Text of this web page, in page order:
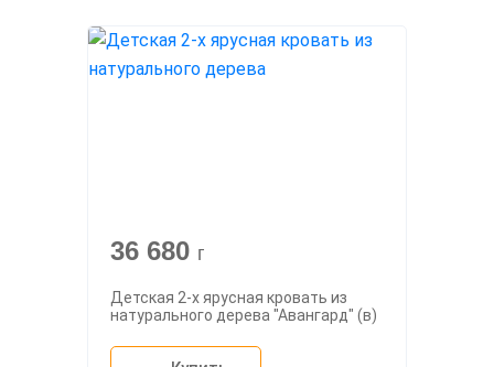
36 680 г
Детская 2-х ярусная кровать из
натурального дерева "Авангард" (в)